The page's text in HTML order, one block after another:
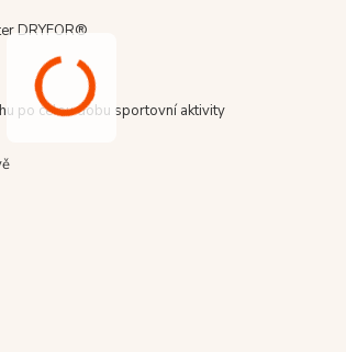
DRYFOR®
po celou dobu sportovní aktivity